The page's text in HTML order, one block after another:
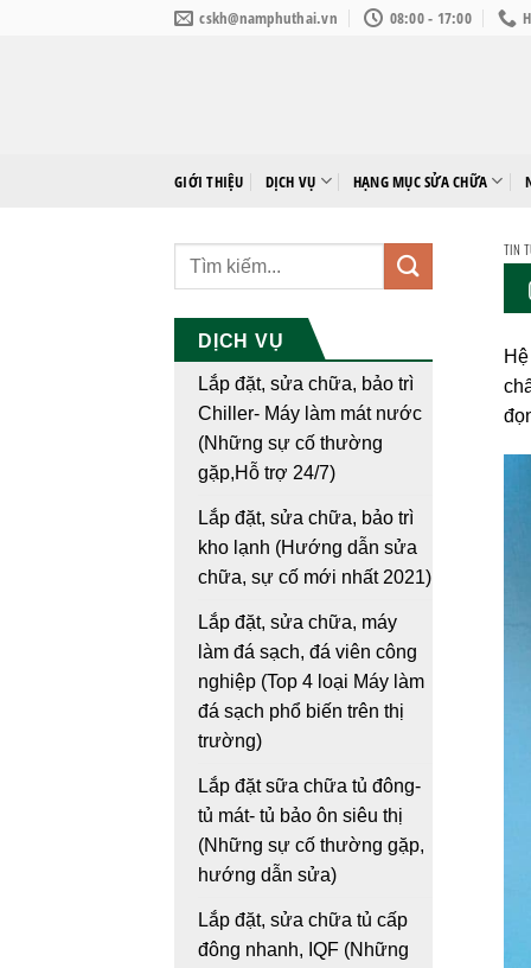
cskh@namphuthai.vn 08:00 - 17:00
GIỚI THIỆU DỊCH VỤ HẠNG MỤC SỬA CHỮA
DỊCH VỤ
Lắp đặt, sửa chữa, bảo trì
Chiller- Máy làm mát nước
(Những sự cố thường
gặp,Hỗ trợ 24/7)
Lắp đặt, sửa chữa, bảo trì
kho lạnh (Hướng dẫn sửa
chữa, sự cố mới nhất 2021)
Lắp đặt, sửa chữa, máy
làm đá sạch, đá viên công
nghiệp (Top 4 loại Máy làm
đá sạch phổ biến trên thị
trường)
Lắp đặt sữa chữa tủ đông-
tủ mát- tủ bảo ôn siêu thị
(Những sự cố thường gặp,
hướng dẫn sửa)
Lắp đặt, sửa chữa tủ cấp
đông nhanh, IQF (Những
TIN